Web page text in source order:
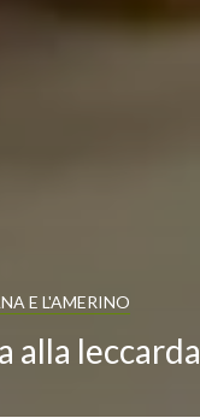
E L'AMERINO
alla leccarda